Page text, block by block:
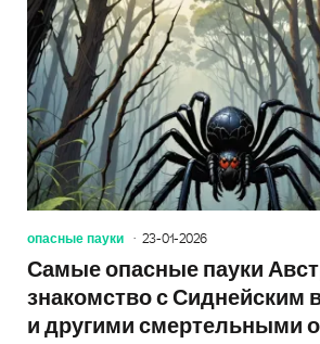
опасные пауки 23-01-2026
Самые опасные пауки
знакомство с Сиднейским
и другими смертельными